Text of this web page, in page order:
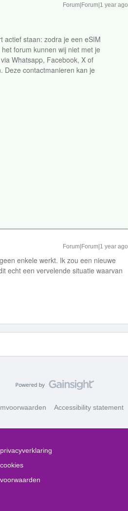
Forum|Forum|1 year ago
actief staan: zodra je een eSIM
forum kunnen wij niet met je
Whatsapp, Facebook, X of
Deze contactmanieren kan je
Forum|Forum|1 year ago
enkele werkt. Ik zou een nieuwe
echt een vervelende situatie waarvan
Accessibility statement
privacyverklaring
cookies
voorwaarden